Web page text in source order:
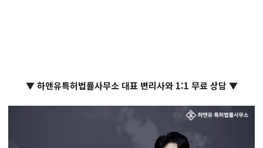
▼ 하앤유특허법률사무소 대표 변리사와 1:1 무료 상담 ▼